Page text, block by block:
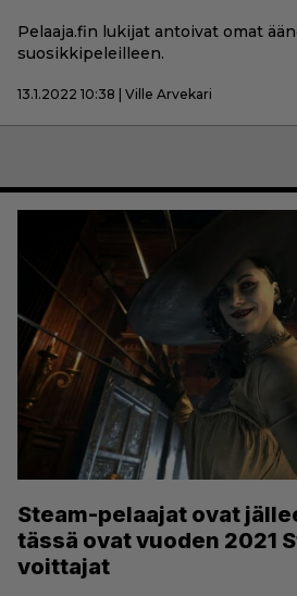
Pelaaja.fin lukijat antoivat omat
suosikkipeleilleen.
13.1.2022 10:38 | Ville Arvekari
Steam-pelaajat ovat
tässä ovat vuoden 2021
voittajat